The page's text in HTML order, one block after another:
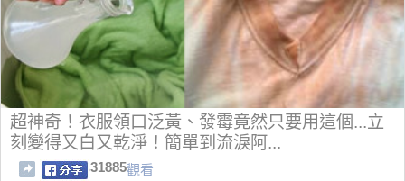
超神奇！衣服領口泛黃、發霉竟然只要用這個...立
刻變得又白又乾淨！簡單到流淚阿...
31885觀看